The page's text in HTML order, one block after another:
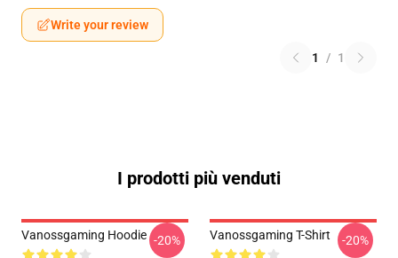
Write your review
1 / 1
I prodotti più venduti
Vanossgaming Hoodie -20% Vanossgaming T-Shirt -20%